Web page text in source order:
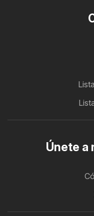
Únete a